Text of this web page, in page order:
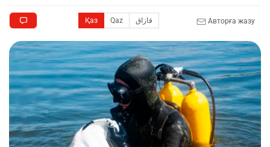
Қаз Qaz قازاق Авторға жазу